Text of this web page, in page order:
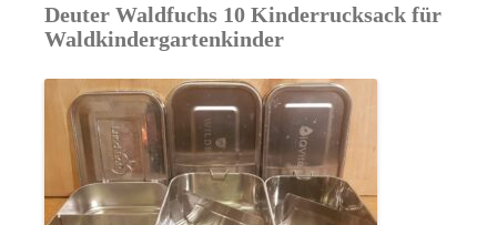
Deuter Waldfuchs 10 Kinderrucksack für
Waldkindergartenkinder